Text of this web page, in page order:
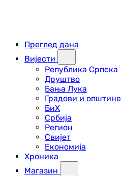
Преглед дана
Вијести
Република Српска
Друштво
Бања Лука
Градови и општине
БиХ
Србија
Регион
Свијет
Економија
Хроника
Магазин